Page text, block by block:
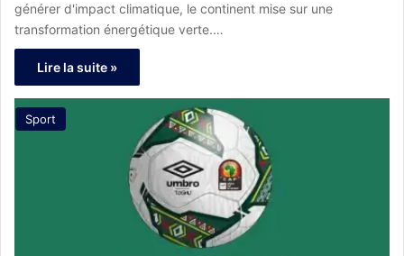
générer d'impact climatique, le continent mise sur une
transformation énergétique verte.…
Lire la suite »
Sport